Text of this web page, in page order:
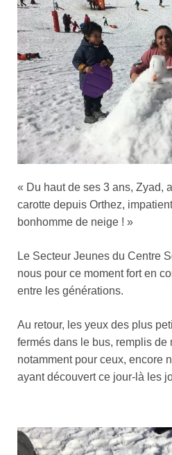
« Du haut de ses 3 ans, Zyad,
carotte depuis Orthez,
bonhomme de neige ! »
Le Secteur Jeunes du Centre
nous pour ce moment fort en
entre les générations.
Au retour, les yeux des plus
fermés dans le bus, remplis
notamment pour ceux, encore
ayant découvert ce jour-là les